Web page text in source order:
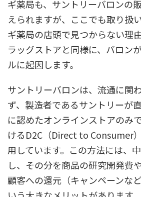
ギ薬局も、サントリーバロンの
えられますが、ここでも取り扱
ギ薬局の店頭で見つからない理
ラッグストアと同様に、バロン
ルに起因します。
サントリーバロンは、流通に関
ず、製造者であるサントリーが
に認めたオンラインストアのみ
けるD2C（Direct to Consumer
用しています。この方法には、
し、その分を商品の研究開発費
顧客への還元（キャンペーンな